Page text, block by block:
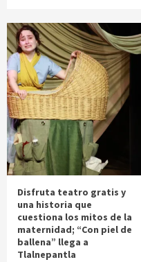
Disfruta teatro gratis y
una historia que
cuestiona los mitos de la
maternidad; “Con piel de
ballena” llega a
Tlalnepantla